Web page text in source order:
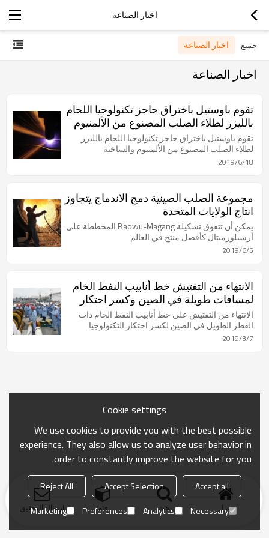
اخبار الصناعة
جميع اخبار الصناعة
اخبار الصناعة
تقوم باوستيل باختراق حاجز تكنولوجيا اللحام
بالليزر لطلاء الصلب المصنوع من الألمنيوم
والساخنة
تقوم باوستيل باختراق حاجز تكنولوجيا اللحام بالليزر
لطلاء الصلب المصنوع من الألمنيوم والساخنة
2019/6/18
مجموعة الصلب الصينية دمج الاندماج يتجاوز
انتاج الولايات المتحدة
يمكن أن تتفوق تشكيلة Baowu-Magang المخططة على
أرسيلورميتال كأفضل منتج في العالم
2019/6/5
الانتهاء من التفتيش خط أنابيب النفط الخام
لمسافات طويلة في الصين وكسر احتكار
التكنولوجيا
الانتهاء من التفتيش على خط أنابيب النفط الخام ذات
القطر الطويل في الصين لكسر احتكار التكنولوجيا
2019/3/7
منزل بحث فئة ارسال التحقيق
Cookie settings
We use cookies to provide you with the best possible
experience. They also allow us to analyze user behavior in
order to constantly improve the website for you.
Accept all
Accept Selection
Reject All
Necessary
Analytics
Preferences
Marketing